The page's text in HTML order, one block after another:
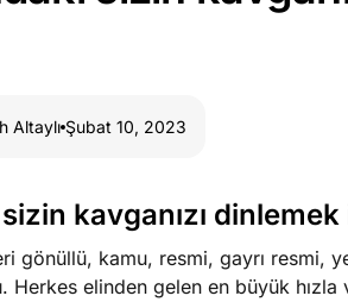
Spor Yazıları
Altaylı Şubat 10, 2023
kavganızı
gönüllü, kamu, resmi, gayrı resmi,
elinden gelen en büyük hızla